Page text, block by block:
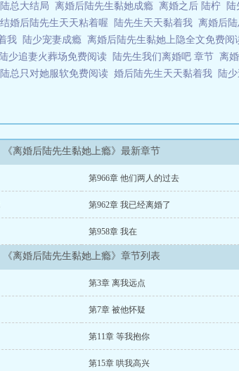
总大结局 离婚后陆先生黏她成瘾 离婚之后 陆柠
结婚后陆先生天天粘着喔 陆先生天天黏着我 离婚后
我 陆少宠妻成瘾 离婚后陆先生黏她上隐全文免费
少追妻火葬场免费阅读 陆先生我们离婚吧 章节 离
总只对她服软免费阅读 婚后陆先生天天黏着我
陆
《离婚后陆先生黏她上瘾》最新章节
第966章 他们两人的过去
第962章 我已经离婚了
第958章 我在
《离婚后陆先生黏她上瘾》章节列表
第3章 离我远点
第7章 被他怀疑
第11章 等我抱你
第15章 哄我高兴